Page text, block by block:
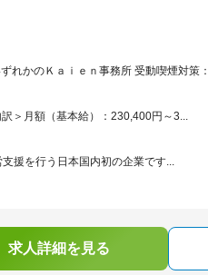
れかのＫａｉｅｎ事務所 受動喫煙対策
＞月額（基本給）：230,400円～3...
援を行う日本国内初の企業です...
求人詳細を見る